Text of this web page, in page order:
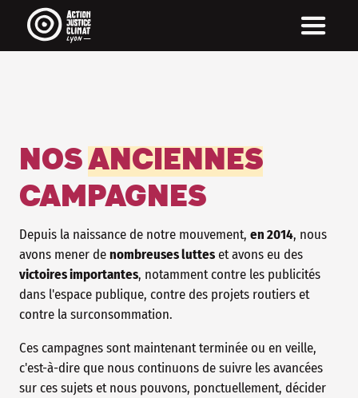
NOSANCIENNES
CAMPAGNES
Depuis la naissance de notre mouvement, en 2014, nous
avons mener de nombreuses luttes et avons eu des
victoires importantes, notamment contre les publicités
dans l'espace publique, contre des projets routiers et
contre la surconsommation.
Ces campagnes sont maintenant terminée ou en veille,
c'est-à-dire que nous continuons de suivre les avancées
sur ces sujets et nous pouvons, ponctuellement, décider